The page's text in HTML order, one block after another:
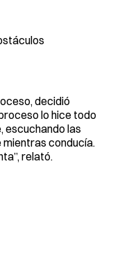
decidió
lo hice todo
escuchando las
mientras conducía.
relató.